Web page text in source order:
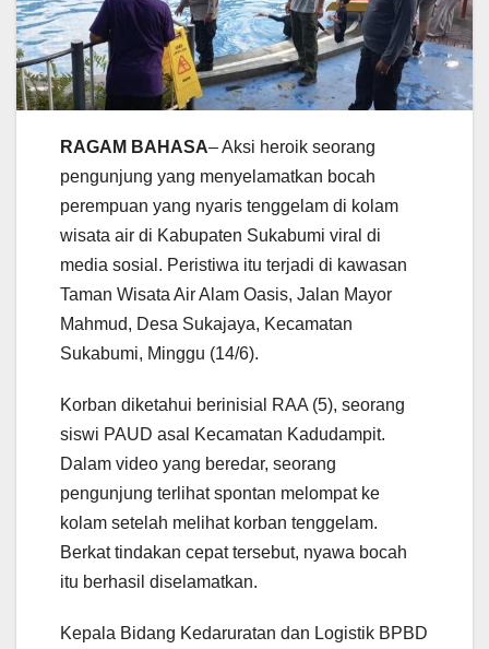
RAGAM BAHASA– Aksi heroik seorang
pengunjung yang menyelamatkan bocah
perempuan yang nyaris tenggelam di kolam
wisata air di Kabupaten Sukabumi viral di
media sosial. Peristiwa itu terjadi di kawasan
Taman Wisata Air Alam Oasis, Jalan Mayor
Mahmud, Desa Sukajaya, Kecamatan
Sukabumi, Minggu (14/6).
Korban diketahui berinisial RAA (5), seorang
siswi PAUD asal Kecamatan Kadudampit.
Dalam video yang beredar, seorang
pengunjung terlihat spontan melompat ke
kolam setelah melihat korban tenggelam.
Berkat tindakan cepat tersebut, nyawa bocah
itu berhasil diselamatkan.
Kepala Bidang Kedaruratan dan Logistik BPBD